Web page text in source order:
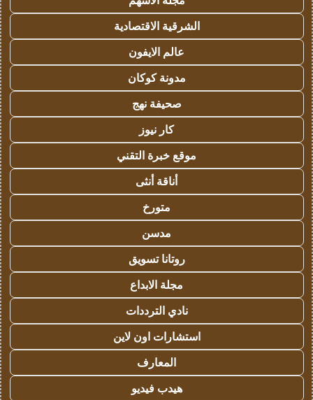
الشرقية الاقتصادية
عالم الايفون
مدونة كوكان
صحيفة نهج
كار نيوز
موقع خبرة التقني
أناقة أنثى
متورخ
مدسن
روتانا تسويق
مجلة الابداع
نادي الترددات
استشارات اون لاين
المعارف
هيدب فيديو